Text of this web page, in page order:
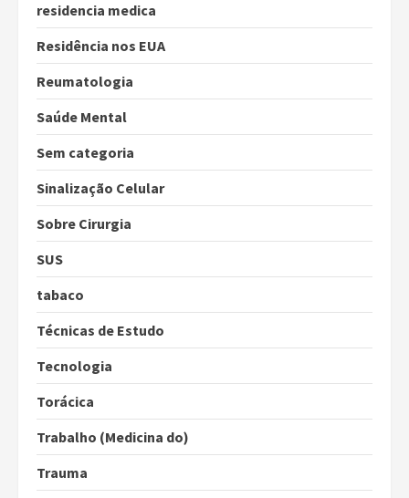
residencia medica
Residência nos EUA
Reumatologia
Saúde Mental
Sem categoria
Sinalização Celular
Sobre Cirurgia
SUS
tabaco
Técnicas de Estudo
Tecnologia
Torácica
Trabalho (Medicina do)
Trauma